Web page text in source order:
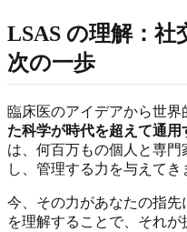
LSAS の理解： 社
次の一歩
臨床医のアイデアから世界
た科学が時代を超えて通用
は、何百万もの個人と専
し、管理する力を与えてき
今、その力があなたの指
を理解することで、それ